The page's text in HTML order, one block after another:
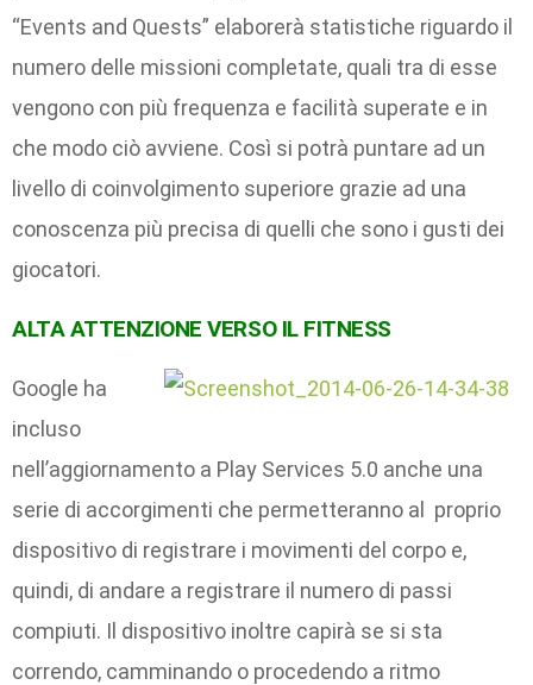
“Events and Quests” elaborerà statistiche riguardo il
numero delle missioni completate, quali tra di esse
vengono con più frequenza e facilità superate e in
che modo ciò avviene. Così si potrà puntare ad un
livello di coinvolgimento superiore grazie ad una
conoscenza più precisa di quelli che sono i gusti dei
giocatori.
ALTA ATTENZIONE VERSO IL FITNESS
Google ha
incluso
nell’aggiornamento a Play Services 5.0 anche una
serie di accorgimenti che permetteranno al proprio
dispositivo di registrare i movimenti del corpo e,
quindi, di andare a registrare il numero di passi
compiuti. Il dispositivo inoltre capirà se si sta
correndo, camminando o procedendo a ritmo